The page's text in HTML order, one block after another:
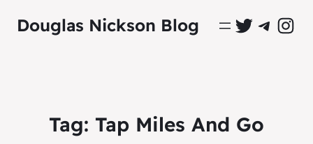
Douglas Nickson Blog Perfil Oficial no Twitter
Grupo Oficial no
Perfil
Tag: Tap Miles And Go